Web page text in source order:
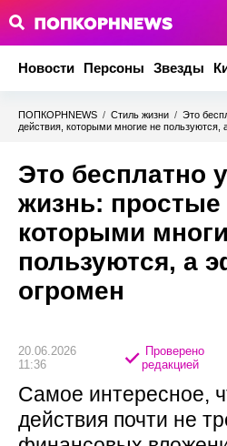
Новости Персоны Звезды
ПОПКОРНNEWS / Стиль жизни / Это
действия, которыми многие не пользуются,
Это бесплатно
жизнь: простые
которыми
пользуются, а
огромен
20.06.2026
11:36
Проверено
редакцией
Самое интересное,
действия почти не